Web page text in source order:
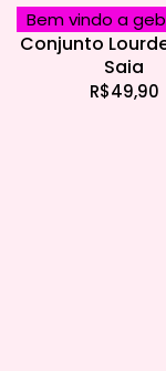
Bem vindo a
Conjunto
Saia
R$49,90